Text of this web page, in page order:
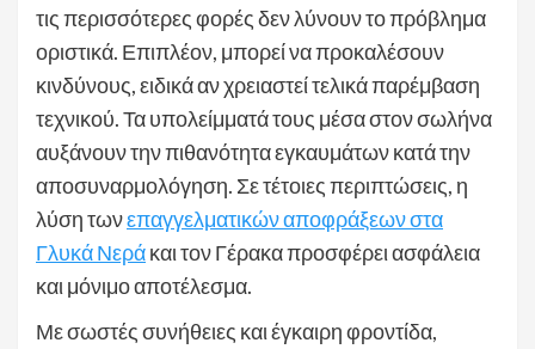
τις περισσότερες φορές δεν λύνουν το πρόβλημα
οριστικά. Επιπλέον, μπορεί να προκαλέσουν
κινδύνους, ειδικά αν χρειαστεί τελικά παρέμβαση
τεχνικού. Τα υπολείμματά τους μέσα στον σωλήνα
αυξάνουν την πιθανότητα εγκαυμάτων κατά την
αποσυναρμολόγηση. Σε τέτοιες περιπτώσεις, η
λύση τωνεπαγγελματικών αποφράξεων στα
Γλυκά Νεράκαι τον Γέρακα προσφέρει ασφάλεια
και μόνιμο αποτέλεσμα.
Με σωστές συνήθειες και έγκαιρη φροντίδα,